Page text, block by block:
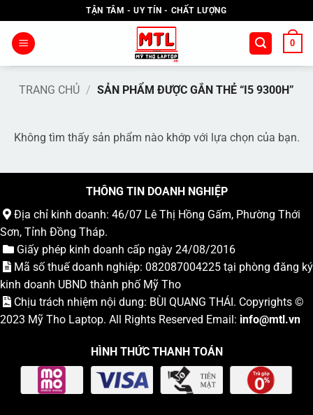
qua
nội
TẬN TÂM - UY TÍN - CHẤT LƯỢNG
0
TRANG CHỦ / SẢN PHẨM ĐƯỢC GẮN THẺ “I5 9300H”
Không tìm thấy sản phẩm nào khớp với lựa chọn của bạn.
THÔNG TIN DOANH NGHIỆP
Địa chỉ kinh doanh: 46/07 Lê Thị Hồng Gấm, Phường Thới
Sơn, Tỉnh Đồng Tháp.
Giấy phép kinh doanh cấp ngày 24/08/2016
Mã số thuế doanh nghiệp: 082087004225 tại phòng đăng ký
kinh doanh UBND thành phố Mỹ Tho
Chịu trách nhiệm nội dung: BÙI QUANG THÁI. Copyrights ©
2023 Mỹ Tho Laptop. All Rights Reserved Email: info@mtl.vn
HÌNH THỨC THANH TOÁN